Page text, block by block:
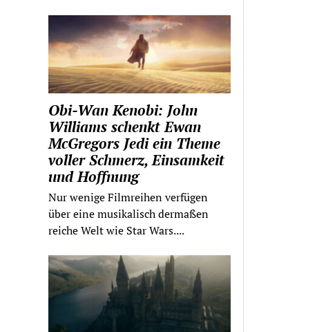
Obi-Wan Kenobi: John
Williams schenkt Ewan
McGregors Jedi ein Theme
voller Schmerz, Einsamkeit
und Hoffnung
Nur wenige Filmreihen verfügen
über eine musikalisch dermaßen
reiche Welt wie Star Wars....